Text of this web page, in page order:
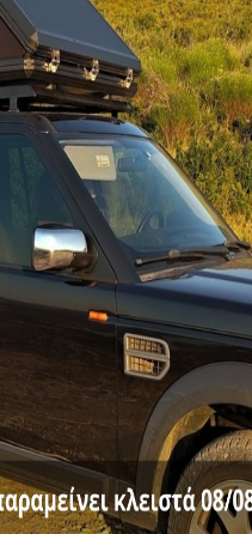
918 FORD RANGER